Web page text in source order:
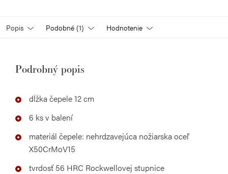
Popis Podobné (1) Hodnotenie
Podrobný popis
dĺžka čepele 12 cm
6 ks v balení
materiál čepele: nehrdzavejúca nožiarska oceľ
X50CrMoV15
tvrdosť 56 HRC Rockwellovej stupnice